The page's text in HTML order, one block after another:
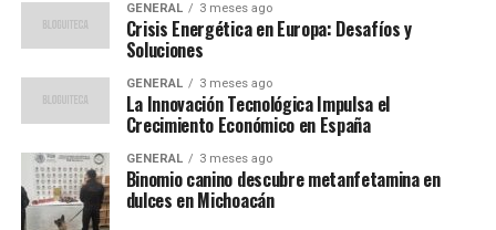
también contribuyó a la disminución de las reservas de
gas, dejando a Europa con niveles de almacenamiento
más bajos de lo habitual. Esto, combinado con una
recuperación económica post-pandemia que ha
aumentado la demanda de energía, ha creado una
tormenta perfecta.
Impacto en la Población y la
GENERAL 3 meses ago
Crisis Energética en Europa: Desafíos y
Soluciones
GENERAL 3 meses ago
La Innovación Tecnológica Impulsa el
Crecimiento Económico en España
GENERAL 3 meses ago
Binomio canino descubre metanfetamina en
dulces en Michoacán